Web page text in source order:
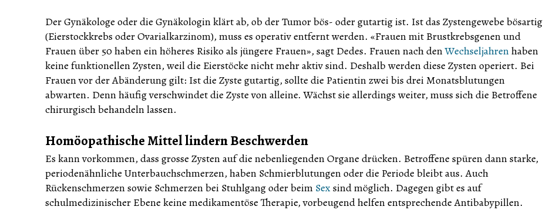
Der Gynäkologe oder die Gynäkologin klärt ab, ob der Tumor bös- oder gutartig ist. Ist das Zystengewebe bösartig
(Eierstockkrebs oder Ovarialkarzinom), muss es operativ entfernt werden. «Frauen mit Brustkrebsgenen und
Frauen über 50 haben ein höheres Risiko als jüngere Frauen», sagt Dedes. Frauen nach denWechseljahrenhaben
keine funktionellen Zysten, weil die Eierstöcke nicht mehr aktiv sind. Deshalb werden diese Zysten operiert. Bei
Frauen vor der Abänderung gilt: Ist die Zyste gutartig, sollte die Patientin zwei bis drei Monatsblutungen
abwarten. Denn häufig verschwindet die Zyste von alleine. Wächst sie allerdings weiter, muss sich die Betroffene
chirurgisch behandeln lassen.
Homöopathische Mittel lindern Beschwerden
Es kann vorkommen, dass grosse Zysten auf die nebenliegenden Organe drücken. Betroffene spüren dann starke,
periodenähnliche Unterbauchschmerzen, haben Schmierblutungen oder die Periode bleibt aus. Auch
Rückenschmerzen sowie Schmerzen bei Stuhlgang oder beim Sexsind möglich. Dagegen gibt es auf
schulmedizinischer Ebene keine medikamentöse Therapie, vorbeugend helfen entsprechende Antibabypillen.